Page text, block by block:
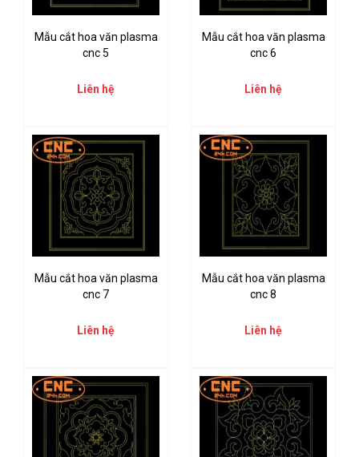
Mẫu cắt hoa văn plasma
cnc 5
Liên hệ
Mẫu cắt hoa văn plasma
cnc 6
Liên hệ
Mẫu cắt hoa văn plasma
cnc 7
Liên hệ
Mẫu cắt hoa văn plasma
cnc 8
Liên hệ